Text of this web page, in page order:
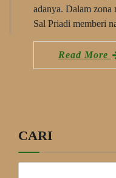
adanya. Dalam zona
Sal Priadi memberi
Read More
CARI